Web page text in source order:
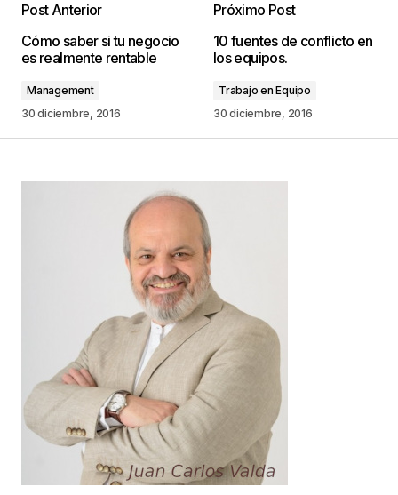
publicada. Los campos obligatorios están
marcados con*
Comentario
*
Guarda mi nombre, correo electrónico y web en
este navegador para la próxima vez que
comente.
Este sitio esta protegido por
reCAPTCHA y la Política de
privacidad y los Términos del servicio
de Googlese aplican.
Post Anterior
Cómo saber si tu negocio
es realmente rentable
Management
30 diciembre, 2016
Próximo Post
10 fuentes de conflicto en
los equipos.
Trabajo en Equipo
30 diciembre, 2016